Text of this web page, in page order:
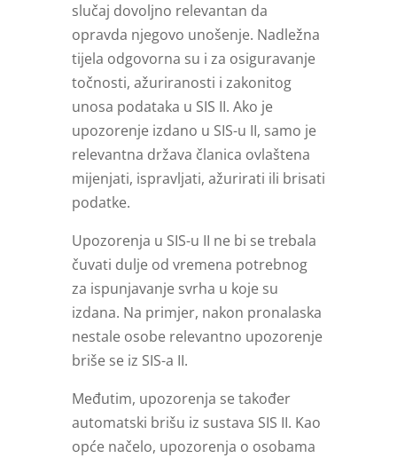
slučaj dovoljno relevantan da
opravda njegovo unošenje. Nadležna
tijela odgovorna su i za osiguravanje
točnosti, ažuriranosti i zakonitog
unosa podataka u SIS II. Ako je
upozorenje izdano u SIS-u II, samo je
relevantna država članica ovlaštena
mijenjati, ispravljati, ažurirati ili brisati
podatke.
Upozorenja u SIS-u II ne bi se trebala
čuvati dulje od vremena potrebnog
za ispunjavanje svrha u koje su
izdana. Na primjer, nakon pronalaska
nestale osobe relevantno upozorenje
briše se iz SIS-a II.
Međutim, upozorenja se također
automatski brišu iz sustava SIS II. Kao
opće načelo, upozorenja o osobama